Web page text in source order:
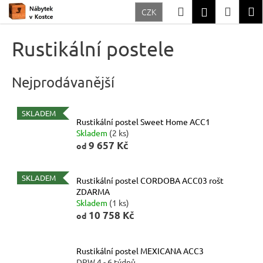
Přejít
CZK HledatPřihlášení
Rustikální postele
Nejprodávanější
SKLADEM
Rustikální postel Sweet Home ACC1
Skladem (2 ks)
od 9 657 Kč
SKLADEM
Rustikální postel CORDOBA ACC03 rošt
ZDARMA
Skladem (1 ks)
od 10 758 Kč
Rustikální postel MEXICANA ACC3
o
o
b